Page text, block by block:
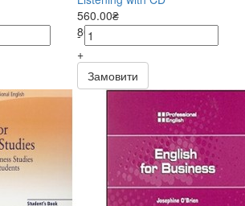
560.00₴
800.00₴
-
+
Замовити